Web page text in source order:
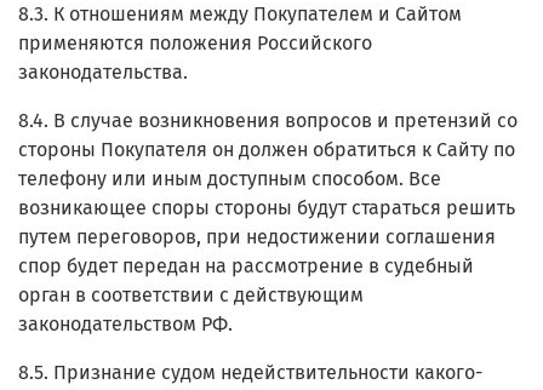
8.3. К отношениям между Покупателем и Сайтом
применяются положения Российского
законодательства.
8.4. В случае возникновения вопросов и претензий со
стороны Покупателя он должен обратиться к Сайту по
телефону или иным доступным способом. Все
возникающее споры стороны будут стараться решить
путем переговоров, при недостижении соглашения
спор будет передан на рассмотрение в судебный
орган в соответствии с действующим
законодательством РФ.
8.5. Признание судом недействительности какого-